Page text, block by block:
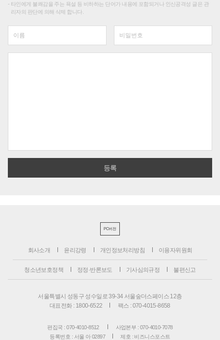
타인에게 불쾌감을 주는 욕설 등 비하하는 단어가 내용에 포함되거나 인신공격성 글은 관
리자의 판단에 의해 삭제 합니다.
PC버전
회사소개 윤리강령 개인정보처리방침 이용자위원회
청소년보호정책 정정·반론보도 기사심의규정 불편신고
서울특별시 성동구 성수일로 39-34 서울숲더스페이스 12층
대표전화 : 1800-6522
팩스 : 070-4015-8658
편집국 : 070-4010-8512
사업본부 : 070-4010-7078
등록번호 : 서울 아 02897
제호 : 비즈니스포스트